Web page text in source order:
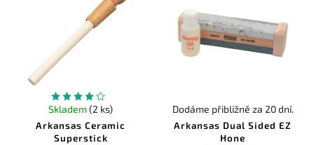
Arkansas Ceramic
Superstick
Skladem(2 ks)
Arkansas Dual Sided EZ
Hone
Dodáme přibližně za 20 dní.